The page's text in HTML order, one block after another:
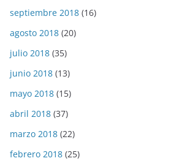
septiembre 2018 (16)
agosto 2018 (20)
julio 2018 (35)
junio 2018 (13)
mayo 2018 (15)
abril 2018 (37)
marzo 2018 (22)
febrero 2018 (25)